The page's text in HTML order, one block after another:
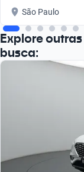
São Paulo
Explore
busca: